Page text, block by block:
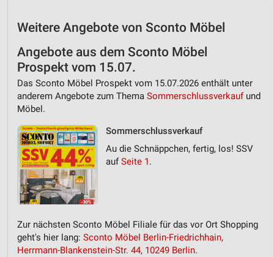
Weitere Angebote von Sconto Möbel
Angebote aus dem Sconto Möbel
Prospekt vom 15.07.
Das Sconto Möbel Prospekt vom 15.07.2026 enthält unter
anderem Angebote zum Thema Sommerschlussverkaufund
Möbel.
Sommerschlussverkauf
Au die Schnäppchen, fertig, los! SSV
aufSeite 1.
Zur nächsten Sconto Möbel Filiale für das vor Ort Shopping
geht's hier lang: Sconto Möbel Berlin-Friedrichhain,
Herrmann-Blankenstein-Str. 44, 10249 Berlin.